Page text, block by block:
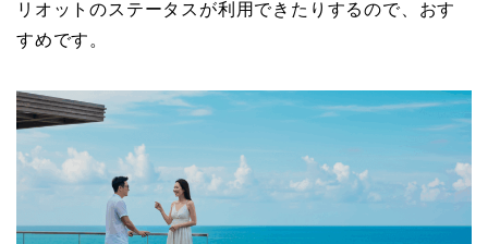
リオットのステータスが利用できたりするので、おす
すめです。